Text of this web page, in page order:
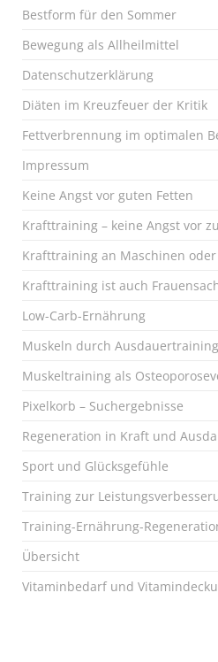
Bestform für den Sommer
Bewegung als Allheilmittel
Datenschutzerklärung
Diäten im Kreuzfeuer der Kritik
Fettverbrennung im optimalen
Impressum
Keine Angst vor guten Fetten
Krafttraining – keine Angst vor
Krafttraining an Maschinen
Krafttraining ist auch
Low-Carb-Ernährung
Muskeln durch
Muskeltraining als
Pixelkorb – Suchergebnisse
Regeneration in Kraft und
Sport und Glücksgefühle
Training zur
Training-Ernährung-
Übersicht
Vitaminbedarf und